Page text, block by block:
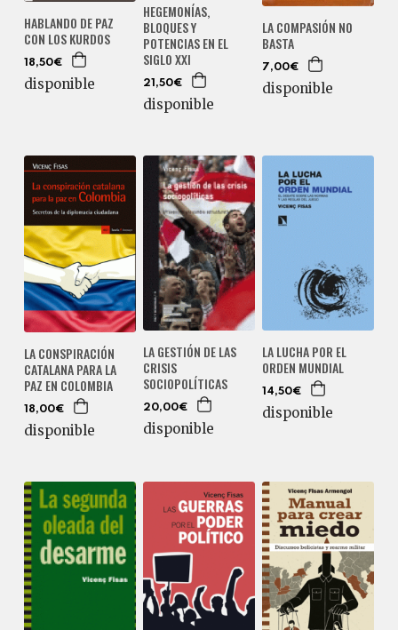
HABLANDO DE PAZ
CON LOS KURDOS
18,50€
disponible
HEGEMONÍAS,
BLOQUES Y
POTENCIAS EN EL
SIGLO XXI
21,50€
disponible
LA COMPASIÓN NO
BASTA
7,00€
disponible
LA CONSPIRACIÓN
CATALANA PARA LA
PAZ EN COLOMBIA
18,00€
disponible
LA GESTIÓN DE LAS
CRISIS
SOCIOPOLÍTICAS
20,00€
disponible
LA LUCHA POR EL
ORDEN MUNDIAL
14,50€
disponible